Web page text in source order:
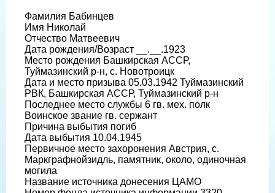
Фамилия Бабинцев
Имя Николай
Отчество Матвеевич
Дата рождения/Возраст __.__.1923
Место рождения Башкирская АССР,
Туймазинский р-н, с. Новотроицк
Дата и место призыва 05.03.1942 Туймазинский
РВК, Башкирская АССР, Туймазинский р-н
Последнее место службы 6 гв. мех. полк
Воинское звание гв. сержант
Причина выбытия погиб
Дата выбытия 10.04.1945
Первичное место захоронения Австрия, с.
Маркграфнойзидль, памятник, около, одиночная
могила
Название источника донесения ЦАМО